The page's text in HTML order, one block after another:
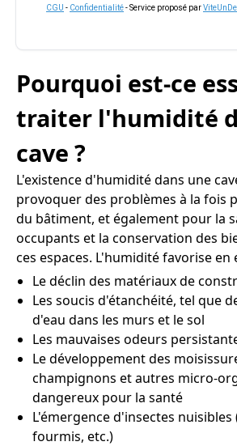
CGU - Confidentialité- Service proposé par
Pourquoi est-ce
traiter l'humidité
cave ?
L'existence d'humidité dans une
provoquer des problèmes à la fois
du bâtiment, et également pour la
occupants et la conservation des
ces espaces. L'humidité favorise en
Le déclin des matériaux de
Les soucis d'étanchéité, tel que
d'eau dans les murs et le sol
Les mauvaises odeurs
Le développement des
champignons et autres micro-
dangereux pour la santé
L'émergence d'insectes nuisibles
fourmis, etc.)